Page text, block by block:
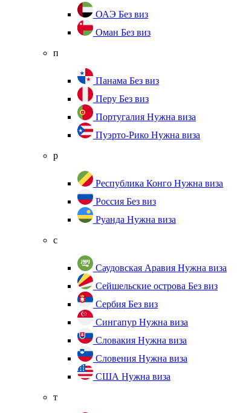
ОАЭ Без виз
Оман Без виз
п
Панама Без виз
Перу Без виз
Португалия Нужна виза
Пуэрто-Рико Нужна виза
р
Республика Конго Нужна виза
Россия Без виз
Руанда Нужна виза
с
Саудовская Аравия Нужна виза
Сейшельские острова Без виз
Сербия Без виз
Сингапур Нужна виза
Словакия Нужна виза
Словения Нужна виза
США Нужна виза
т